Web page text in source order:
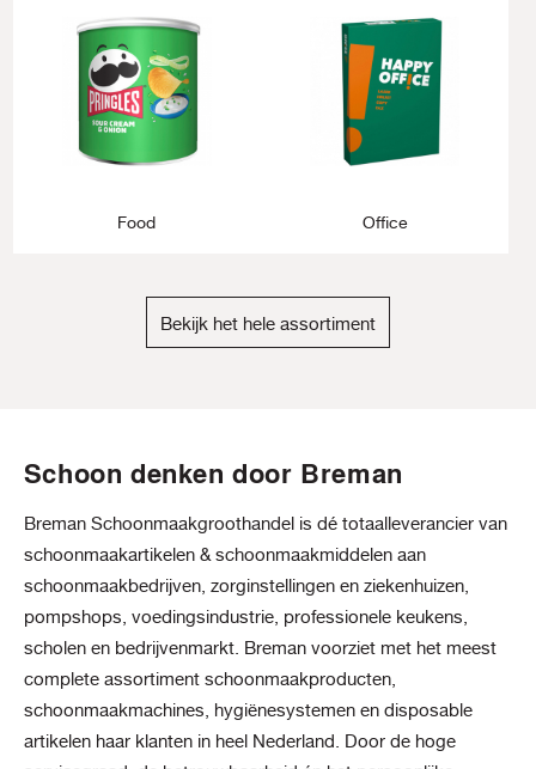
Food Office
Bekijk het hele assortiment
Schoon denken door Breman
Breman Schoonmaakgroothandel is dé totaalleverancier van
schoonmaakartikelen & schoonmaakmiddelen aan
schoonmaakbedrijven, zorginstellingen en ziekenhuizen,
pompshops, voedingsindustrie, professionele keukens,
scholen en bedrijvenmarkt. Breman voorziet met het meest
complete assortiment schoonmaakproducten,
schoonmaakmachines, hygiënesystemen en disposable
artikelen haar klanten in heel Nederland. Door de hoge